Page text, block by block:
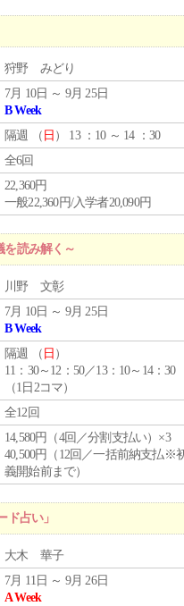
狩野 みどり
7月 10日 ～ 9月 25日
B Week
隔週 （ 日 ） 13 ：10 ～ 14 ：30
全6回
22,360円
一般22,360円/入学者20,090円
読み解く～
川野 文彰
7月 10日 ～ 9月 25日
B Week
隔週 （ 日 ）
11：30～12：50／13：10～14：30
（1日2コマ）
全12回
14,580円（4回／分割支払い）×3
40,500円（12回／一括前納支払※
義開始前まで）
ド占い」
大木 華子
7月 11日 ～ 9月 26日
A Week